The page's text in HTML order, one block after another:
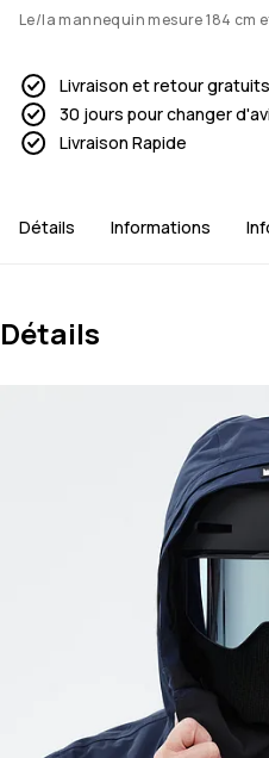
Le/la mannequin mesure 184 cm
Livraison et retour gratuits
30 jours pour changer
Livraison Rapide
Détails Informations
Détails